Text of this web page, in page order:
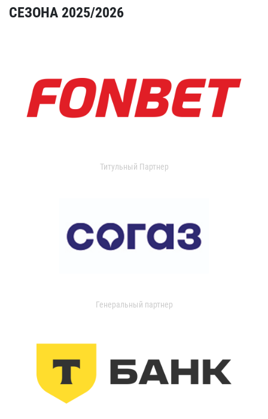
СЕЗОНА 2025/2026
Титульный Партнер
Генеральный партнер